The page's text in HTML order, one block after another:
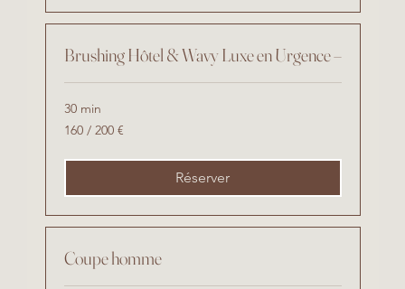
Brushing Hôtel & Wavy Luxe en Urgence –
30 min
160
160 / 200 €
Réserver
Coupe homme